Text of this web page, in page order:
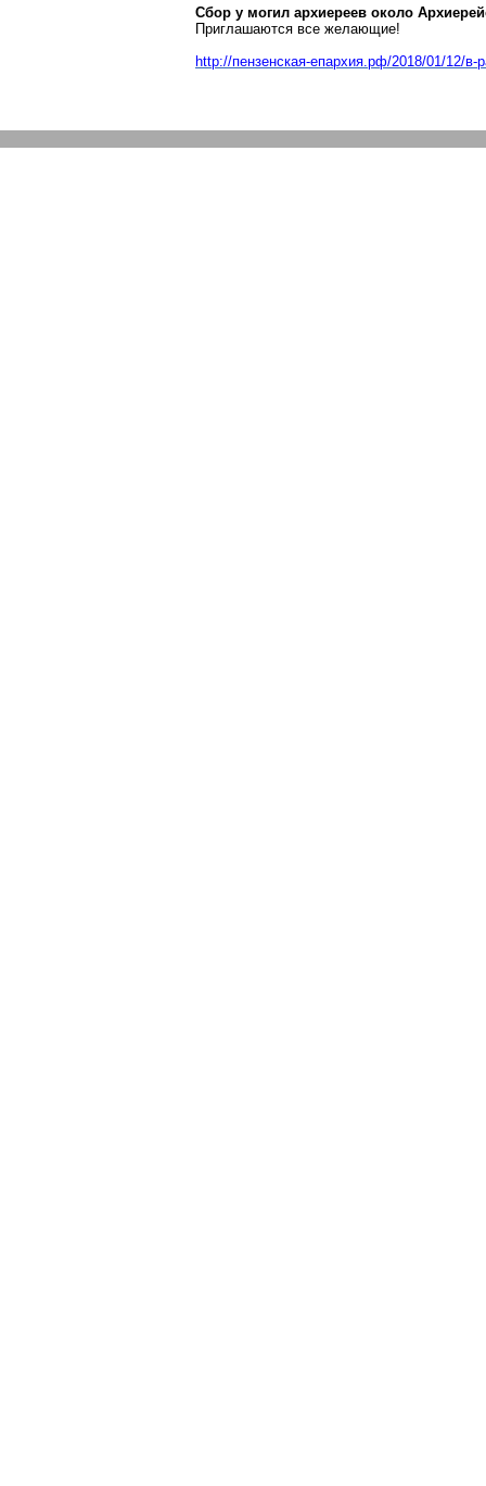
Сбор у могил архиереев около
Приглашаются все желающие!
http://пензенская-епархия.рф/2018/01/12/в-